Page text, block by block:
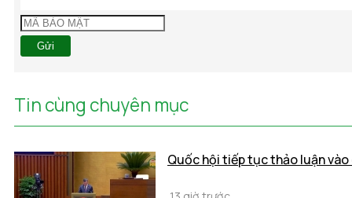
Gửi
Tin cùng chuyên mục
Quốc hội tiếp tục thảo luận